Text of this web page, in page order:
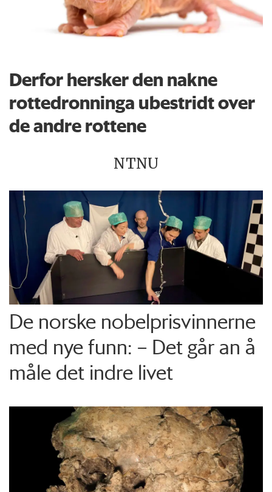
Derfor hersker den nakne
rottedronninga ubestridt over
de andre rottene
NTNU
De norske nobelprisvinnerne
med nye funn: – Det går an å
måle det indre livet